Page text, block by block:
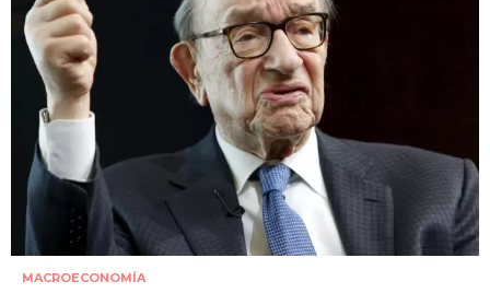
MACROECONOMÍA